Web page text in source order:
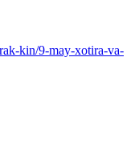
kin/9-may-xotira-va-